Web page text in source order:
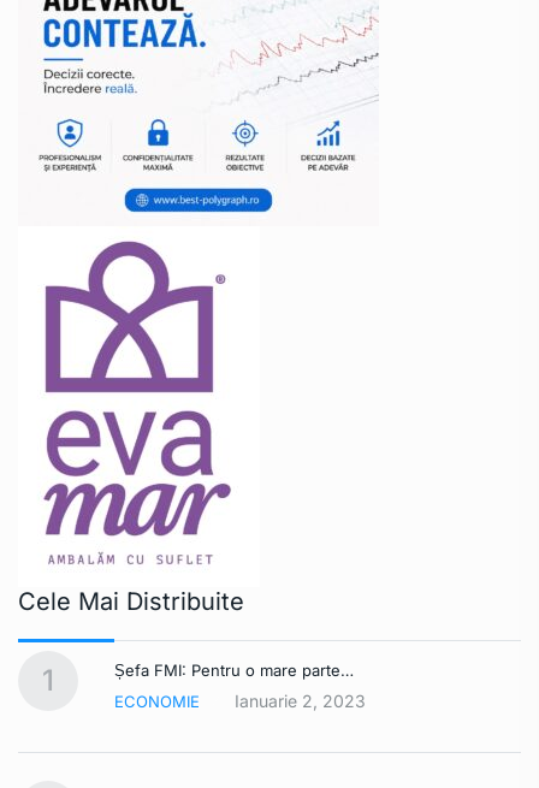
Cele Mai Distribuite
1
Șefa FMI: Pentru o mare parte…
ECONOMIE
Ianuarie 2, 2023